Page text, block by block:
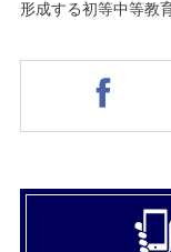
形成する初等中等教